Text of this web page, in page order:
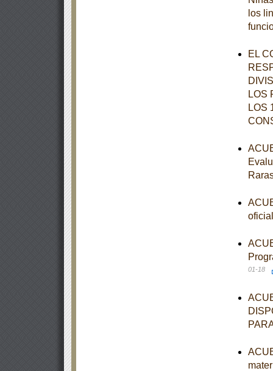
los
EL
LOS
LOS
01-18